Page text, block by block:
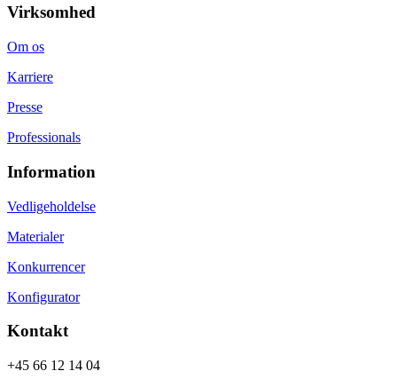
Virksomhed
Om os
Karriere
Presse
Professionals
Information
Vedligeholdelse
Materialer
Konkurrencer
Konfigurator
Kontakt
+45 66 12 14 04